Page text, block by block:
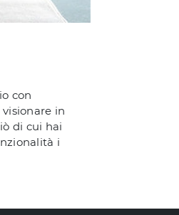
con
in
di cui hai
i